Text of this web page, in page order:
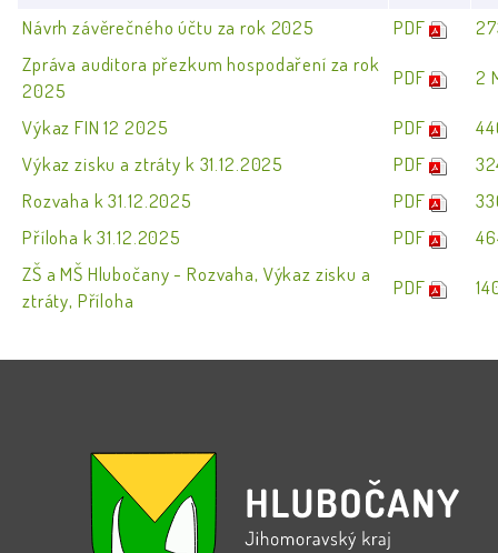
Návrh závěrečného účtu za rok 2025
PDF
Zpráva auditora přezkum hospodaření za rok
2025
PDF 2
Výkaz FIN 12 2025 PDF
Výkaz zisku a ztráty k 31.12.2025
PDF
Rozvaha k 31.12.2025
PDF
Příloha k 31.12.2025
PDF
ZŠ a MŠ Hlubočany - Rozvaha, Výkaz zisku a
ztráty, Příloha
PDF